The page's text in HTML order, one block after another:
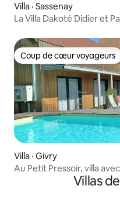
Villa · Sassenay
La Villa Dakoté Didier et
Coup de cœur voyageurs
Coup de cœur voyageurs
Villa · Givry
Au Petit
Villas